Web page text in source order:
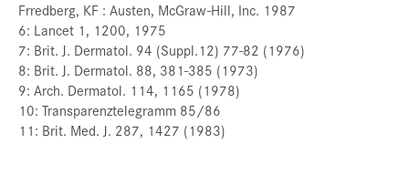
Frredberg, KF : Austen, McGraw-Hill, Inc. 1987
6: Lancet 1, 1200, 1975
7: Brit. J. Dermatol. 94 (Suppl.12) 77-82 (1976)
8: Brit. J. Dermatol. 88, 381-385 (1973)
9: Arch. Dermatol. 114, 1165 (1978)
10: Transparenztelegramm 85/86
11: Brit. Med. J. 287, 1427 (1983)